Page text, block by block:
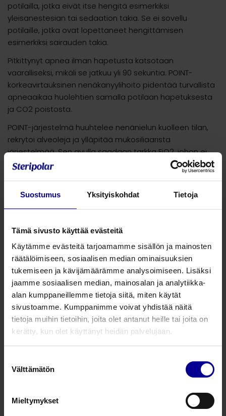
Suostumus Yksityiskohdat Tietoja
Tämä sivusto käyttää evästeitä
Käytämme evästeitä tarjoamamme sisällön ja mainosten
räätälöimiseen, sosiaalisen median ominaisuuksien
tukemiseen ja kävijämäärämme analysoimiseen. Lisäksi
jaamme sosiaalisen median, mainosalan ja analytiikka-
alan kumppaneillemme tietoja siitä, miten käytät
sivustoamme. Kumppanimme voivat yhdistää näitä
tietoja muihin tietoihin, joita olet antanut heille tai joita on
kerätty, kun olet käyttänyt heidän palvelujaan.
valinta
Välttämätön
Mieltymykset
potilailla, jotka eivät itse hengitä esimerkiksi
yleisanestesian tai sedaation takia. Se ei sovellu
potilaille, jotka ovat lopettaneet hengittämisen
esimerkiksi sairauden takia.
Pitkittynyt apnea ilman hapetusta katsotaan
vaaralliseksi, mikäli se jatkuu yli 90 sekuntia. POINT-
korkeavirtauksinen nenäkanyylihoito pidentää turvallista
apneaaikaa huolehtien samalla potilaan hapetuksesta
ja CO2 poistosta.
POINT-järjestelmä huuhtelee nenänielun kuolleen tilan,
rekrytoi alveoleja ja ylläpitää mukosiliaarista
järjestelmää. Sen avulla saadaan tarkka FiO2, johon ei
sekoitu huoneilmaa.
Tuotenumero Tuotekuvaus
AMHO1509034 Potilaskohtainen letkusto kammiolla ja
AMHO1509030 Potilaskohtainen letkusto kammiolla,
AMCP1409032 CPAP jatko-osa
7010PS Filtteri letkustoon
AMNS1004